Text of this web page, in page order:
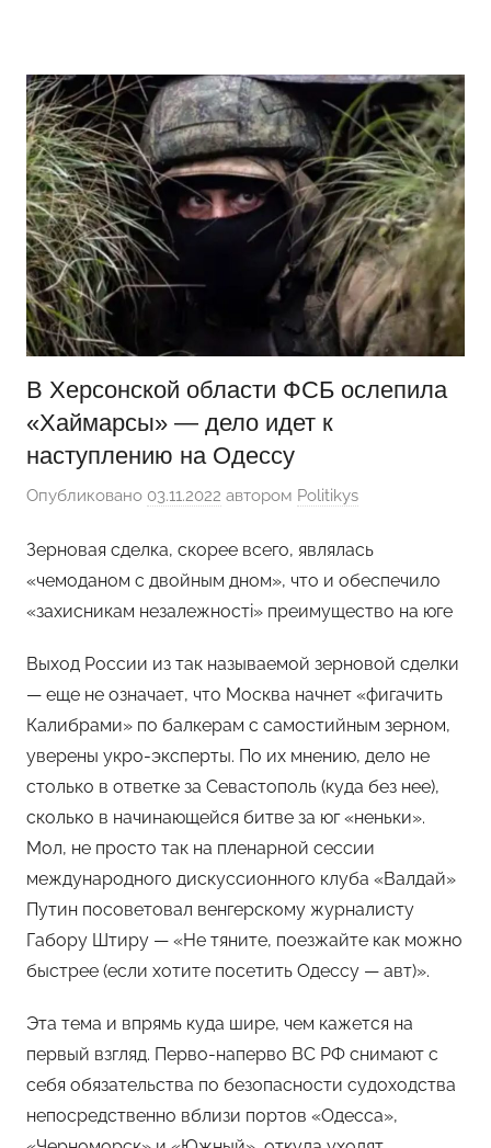
содержимому
сайт
на
WordPress
В Херсонской области ФСБ ослепила
«Хаймарсы» — дело идет к
наступлению на Одессу
Опубликовано 03.11.2022 автором Politikys
Зерновая сделка, скорее всего, являлась
«чемоданом с двойным дном», что и обеспечило
«захисникам незалежностi» преимущество на юге
Выход России из так называемой зерновой сделки
— еще не означает, что Москва начнет «фигачить
Калибрами» по балкерам с самостийным зерном,
уверены укро-эксперты. По их мнению, дело не
столько в ответке за Севастополь (куда без нее),
сколько в начинающейся битве за юг «неньки».
Мол, не просто так на пленарной сессии
международного дискуссионного клуба «Валдай»
Путин посоветовал венгерскому журналисту
Габору Штиру — «Не тяните, поезжайте как можно
быстрее (если хотите посетить Одессу — авт)».
Эта тема и впрямь куда шире, чем кажется на
первый взгляд. Перво-наперво ВС РФ снимают с
себя обязательства по безопасности судоходства
непосредственно вблизи портов «Одесса»,